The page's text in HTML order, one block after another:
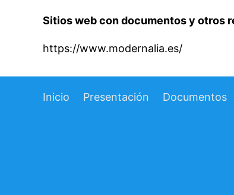
Sitios web con documentos y otros
https://www.modernalia.es/
Inicio Presentación Documentos